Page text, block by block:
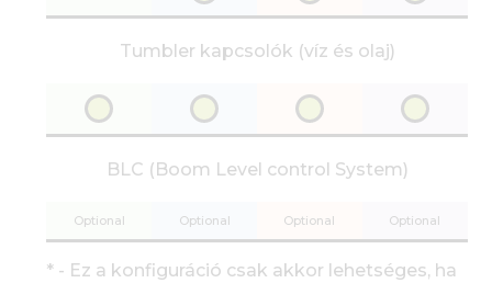
Tumbler kapcsolók (víz és olaj)
BLC (Boom Level control System)
Optional Optional Optional Optional
* - Ez a konfiguráció csak akkor lehetséges, ha